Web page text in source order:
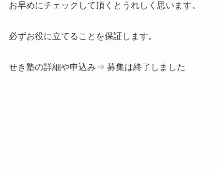
お早めにチェックして頂くとうれしく思います。
必ずお役に立てることを保証します。
せき塾の詳細や申込み⇒ 募集は終了しました